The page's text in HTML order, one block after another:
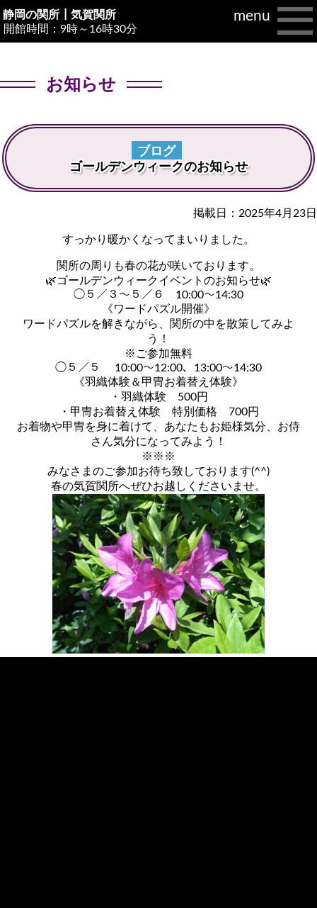
静岡の関所┃気賀関所
開館時間：9時～16時30分
menu
お知らせ
ブログ
ゴールデンウィークのお知らせ
掲載日：2025年4月23日
すっかり暖かくなってまいりました。
関所の周りも春の花が咲いております。
🌿ゴールデンウィークイベントのお知らせ🌿
◯５／３〜５／６ 10:00〜14:30
《ワードパズル開催》
ワードパズルを解きながら、関所の中を散策してみよ
う！
※ご参加無料
◯５／５ 10:00〜12:00、13:00〜14:30
《羽織体験＆甲冑お着替え体験》
・羽織体験 500円
・甲冑お着替え体験 特別価格 700円
お着物や甲冑を身に着けて、あなたもお姫様気分、お侍
さん気分になってみよう！
※※※
みなさまのご参加お待ち致しております(^^)
春の気賀関所へぜひお越しくださいませ。